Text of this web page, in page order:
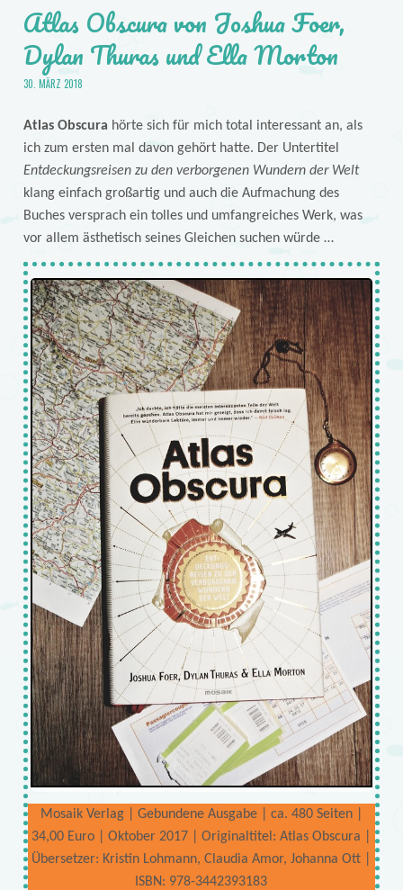
Atlas Obscura von Joshua Foer,
Dylan Thuras und Ella Morton
30. MÄRZ 2018
Atlas Obscura hörte sich für mich total interessant an, als
ich zum ersten mal davon gehört hatte. Der Untertitel
Entdeckungsreisen zu den verborgenen Wundern der Welt
klang einfach großartig und auch die Aufmachung des
Buches versprach ein tolles und umfangreiches Werk, was
vor allem ästhetisch seines Gleichen suchen würde …
Mosaik Verlag | Gebundene Ausgabe | ca. 480 Seiten |
34,00 Euro | Oktober 2017 | Originaltitel: Atlas Obscura |
Übersetzer: Kristin Lohmann, Claudia Amor, Johanna Ott |
ISBN: 978-3442393183